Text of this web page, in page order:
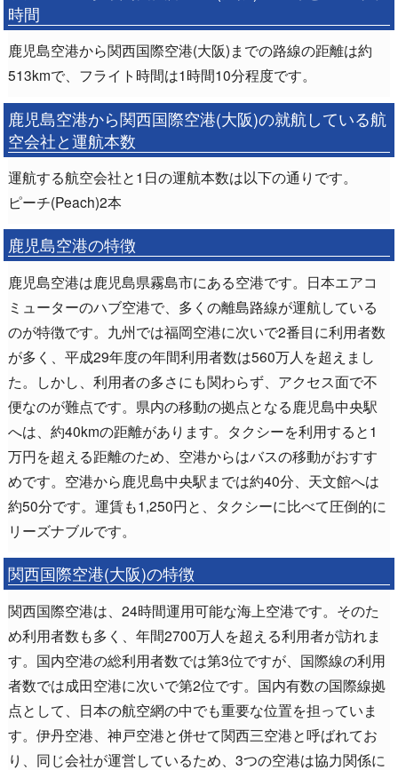
時間
鹿児島空港から関西国際空港(大阪)までの路線の距離は約
513kmで、フライト時間は1時間10分程度です。
鹿児島空港から関西国際空港(大阪)の就航している航
空会社と運航本数
運航する航空会社と1日の運航本数は以下の通りです。
ピーチ(Peach)2本
鹿児島空港の特徴
鹿児島空港は鹿児島県霧島市にある空港です。日本エアコ
ミューターのハブ空港で、多くの離島路線が運航している
のが特徴です。九州では福岡空港に次いで2番目に利用者数
が多く、平成29年度の年間利用者数は560万人を超えまし
た。しかし、利用者の多さにも関わらず、アクセス面で不
便なのが難点です。県内の移動の拠点となる鹿児島中央駅
へは、約40kmの距離があります。タクシーを利用すると1
万円を超える距離のため、空港からはバスの移動がおすす
めです。空港から鹿児島中央駅までは約40分、天文館へは
約50分です。運賃も1,250円と、タクシーに比べて圧倒的に
リーズナブルです。
関西国際空港(大阪)の特徴
関西国際空港は、24時間運用可能な海上空港です。そのた
め利用者数も多く、年間2700万人を超える利用者が訪れま
す。国内空港の総利用者数では第3位ですが、国際線の利用
者数では成田空港に次いで第2位です。国内有数の国際線拠
点として、日本の航空網の中でも重要な位置を担っていま
す。伊丹空港、神戸空港と併せて関西三空港と呼ばれてお
り、同じ会社が運営しているため、3つの空港は協力関係に